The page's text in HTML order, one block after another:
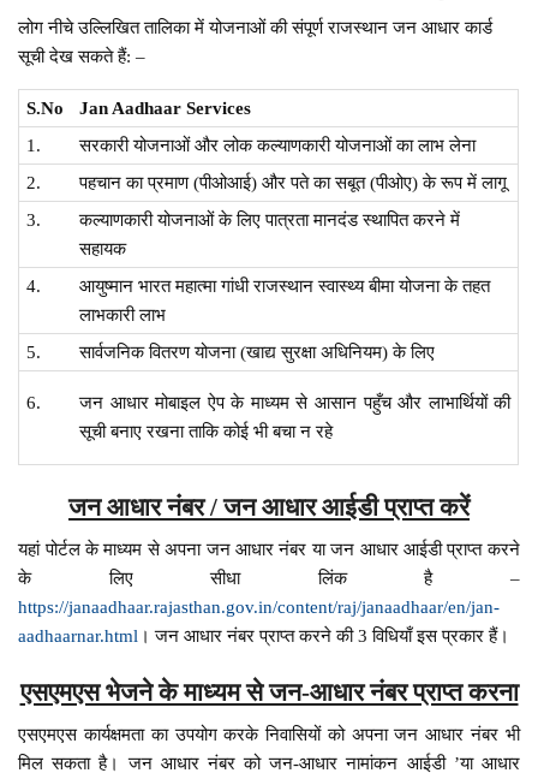
लोग नीचे उल्लिखित तालिका में योजनाओं की संपूर्ण राजस्थान जन आधार कार्ड
सूची देख सकते हैं: –
S.No
Jan Aadhaar Services
1.
सरकारी योजनाओं और लोक कल्याणकारी योजनाओं का लाभ लेना
2.
पहचान का प्रमाण (पीओआई) और पते का सबूत (पीओए) के रूप में लागू
3.
कल्याणकारी योजनाओं के लिए पात्रता मानदंड स्थापित करने में
सहायक
4.
आयुष्मान भारत महात्मा गांधी राजस्थान स्वास्थ्य बीमा योजना के तहत
लाभकारी लाभ
5.
सार्वजनिक वितरण योजना (खाद्य सुरक्षा अधिनियम) के लिए
6.
जन आधार मोबाइल ऐप के माध्यम से आसान पहुँच और लाभार्थियों की
सूची बनाए रखना ताकि कोई भी बचा न रहे
जन आधार नंबर / जन आधार आईडी प्राप्त करें
यहां पोर्टल के माध्यम से अपना जन आधार नंबर या जन आधार आईडी प्राप्त करने
के लिए सीधा लिंक है –
https://janaadhaar.rajasthan.gov.in/content/raj/janaadhaar/en/jan-
aadhaarnar.html । जन आधार नंबर प्राप्त करने की 3 विधियाँ इस प्रकार हैं।
एसएमएस भेजने के माध्यम से जन-आधार नंबर प्राप्त करना
एसएमएस कार्यक्षमता का उपयोग करके निवासियों को अपना जन आधार नंबर भी
मिल सकता है। जन आधार नंबर को जन-आधार नामांकन आईडी ’या आधार